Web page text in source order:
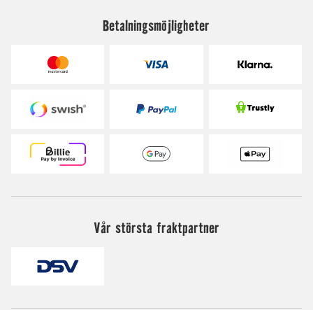
Betalningsmöjligheter
Vår största fraktpartner